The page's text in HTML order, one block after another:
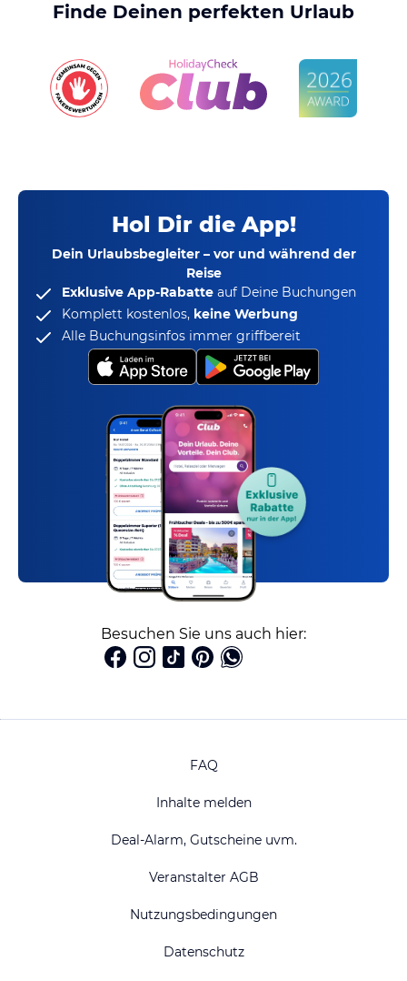
Finde Deinen perfekten Urlaub
Hol Dir die App!
Dein Urlaubsbegleiter – vor und während der
Reise
Exklusive App-Rabatte auf Deine Buchungen
Komplett kostenlos, keine Werbung
Alle Buchungsinfos immer griffbereit
Besuchen Sie uns auch hier:
FAQ
Inhalte melden
Deal-Alarm, Gutscheine uvm.
Veranstalter AGB
Nutzungsbedingungen
Datenschutz